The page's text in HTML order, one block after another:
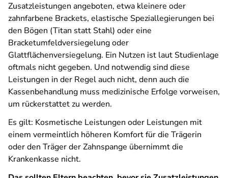
Zusatzleistungen angeboten, etwa kleinere oder
zahnfarbene Brackets, elastische Speziallegierungen bei
den Bögen (Titan statt Stahl) oder eine
Bracketumfeldversiegelung oder
Glattflächenversiegelung. Ein Nutzen ist laut Studienlage
oftmals nicht gegeben. Und notwendig sind diese
Leistungen in der Regel auch nicht, denn auch die
Kassenbehandlung muss medizinische Erfolge vorweisen,
um rückerstattet zu werden.
Es gilt: Kosmetische Leistungen oder Leistungen mit
einem vermeintlich höheren Komfort für die Trägerin
oder den Träger der Zahnspange übernimmt die
Krankenkasse nicht.